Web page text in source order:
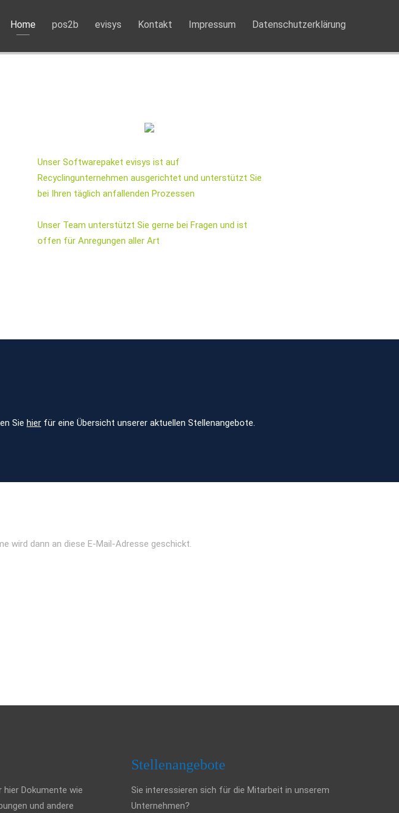
Home pos2b evisys Kontakt Impressum Datenschutzerklärung
Unser Softwarepaket evisys ist auf
Recyclingunternehmen ausgerichtet und unterstützt Sie
bei Ihren täglich anfallenden Prozessen
Unser Team unterstützt Sie gerne bei Fragen und ist
offen für Anregungen aller Art
Sie hier für eine Übersicht unserer aktuellen Stellenangebote.
wird dann an diese E-Mail-Adresse geschickt.
hier Dokumente wie
und andere
Stellenangebote
Sie interessieren sich für die Mitarbeit in unserem
Unternehmen?